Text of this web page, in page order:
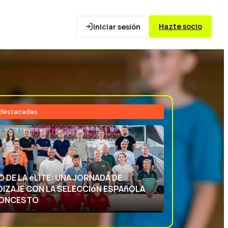
Iniciar sesión Hazte socio
DEPORTIVA: APRENDIENDO CON
ESPAñOLA DE BALONCESTO